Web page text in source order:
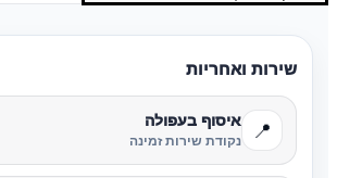
שירות ואחריות
📍 איסוף בעפולה
נקודת שירות זמינה